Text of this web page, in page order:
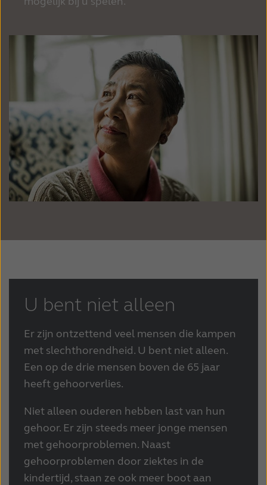
United Kingdom
Österreich
عربي
U bent niet alleen
Er zijn ontzettend veel mensen die kampen
met slechthorendheid. U bent niet alleen.
Een op de drie mensen boven de 65 jaar
heeft gehoorverlies.
Niet alleen ouderen hebben last van hun
gehoor. Er zijn steeds meer jonge mensen
met gehoorproblemen. Naast
gehoorproblemen door ziektes in de
kindertijd, staan ze ook meer boot aan